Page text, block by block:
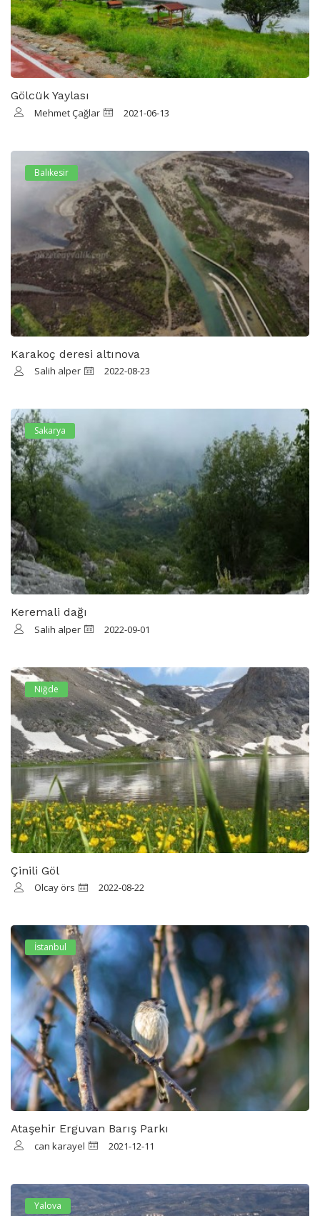
Gölcük Yaylası
Mehmet Çağlar 2021-06-13
Balıkesir
Karakoç deresi altınova
Salih alper 2022-08-23
Sakarya
Keremali dağı
Salih alper 2022-09-01
Niğde
Çinili Göl
Olcay örs 2022-08-22
İstanbul
Ataşehir Erguvan Barış Parkı
can karayel 2021-12-11
Yalova